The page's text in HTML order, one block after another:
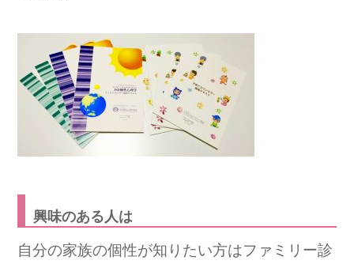
興味のある人は
自分の家族の個性が知りたい方はファミリー診